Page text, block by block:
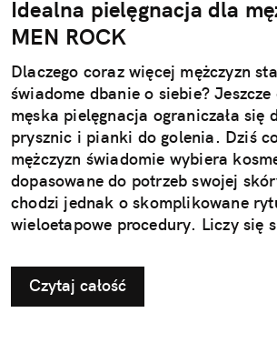
Idealna pielęgnacja dla
MEN ROCK
Dlaczego coraz więcej mężczyzn
świadome dbanie o siebie?
męska pielęgnacja ograniczała się
prysznic i pianki do golenia. Dziś
mężczyzn świadomie wybiera
dopasowane do potrzeb swojej
chodzi jednak o skomplikowane
wieloetapowe procedury. Liczy się
Nowoczesna pielęgnacja przestała
stała się elementem codziennego
tak naturalnym jak aktywność
Czytaj całość